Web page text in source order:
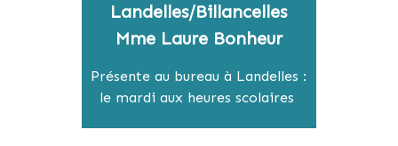
Landelles/Billancelles
Mme Laure Bonheur
Présente au bureau à Landelles :
le mardi aux heures scolaires